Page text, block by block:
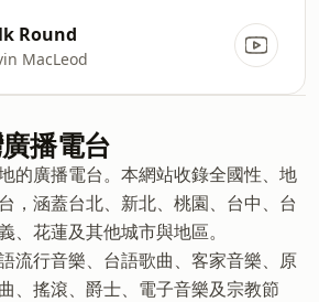
Round
MacLeod
播電台
的廣播電台。本網站收錄全國性、地
，涵蓋台北、新北、桃園、台中、台
、花蓮及其他城市與地區。
流行音樂、台語歌曲、客家音樂、原
、搖滾、爵士、電子音樂及宗教節